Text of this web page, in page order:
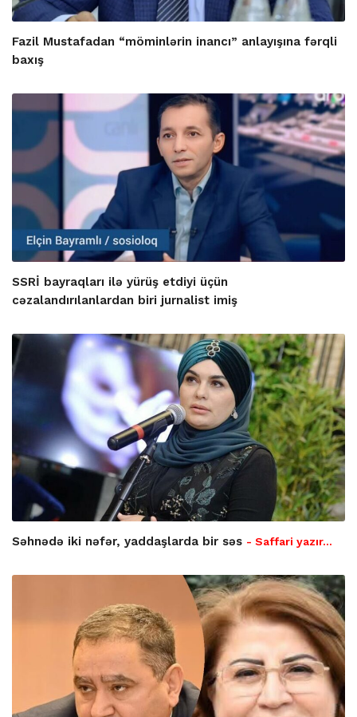
Fazil Mustafadan “möminlərin inancı” anlayışına fərqli
baxış
SSRİ bayraqları ilə yürüş etdiyi üçün
cəzalandırılanlardan biri jurnalist imiş
Səhnədə iki nəfər, yaddaşlarda bir səs - Saffari yazır…